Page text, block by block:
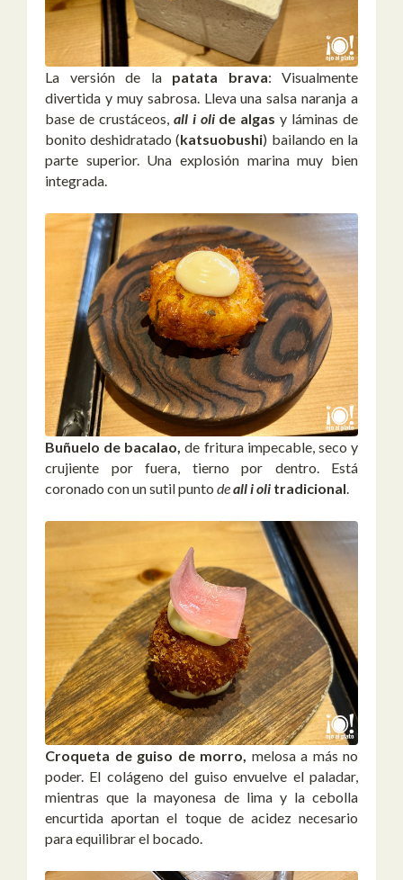
La versión de la patata brava: Visualmente
divertida y muy sabrosa. Lleva una salsa naranja a
base de crustáceos, all i olide algas y láminas de
bonito deshidratado (katsuobushi) bailando en la
parte superior. Una explosión marina muy bien
integrada.
Buñuelo de bacalao, de fritura impecable, seco y
crujiente por fuera, tierno por dentro. Está
coronado con un sutil punto deall i oli tradicional.
Croqueta de guiso de morro, melosa a más no
poder. El colágeno del guiso envuelve el paladar,
mientras que la mayonesa de lima y la cebolla
encurtida aportan el toque de acidez necesario
para equilibrar el bocado.